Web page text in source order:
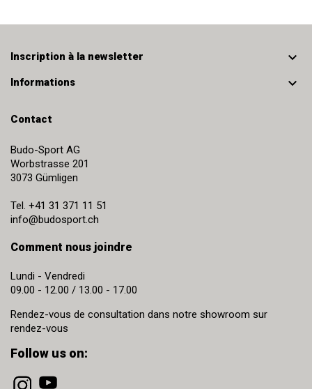
Inscription à la newsletter 
Informations 
Contact
Budo-Sport AG
Worbstrasse 201
3073 Gümligen
Tel. +41 31 371 11 51
info@budosport.ch
Comment nous joindre
Lundi - Vendredi
09.00 - 12.00 / 13.00 - 17.00
Rendez-vous de consultation dans notre showroom sur
rendez-vous
Follow us on: